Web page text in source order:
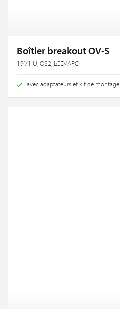
Boîtier breakout OV-S
19‘‘/1 U, OS2, LCD/APC
avec adaptateurs et kit de montage